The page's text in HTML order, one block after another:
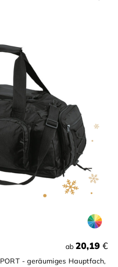
ab 20,19 €
- geräumiges Hauptfach,